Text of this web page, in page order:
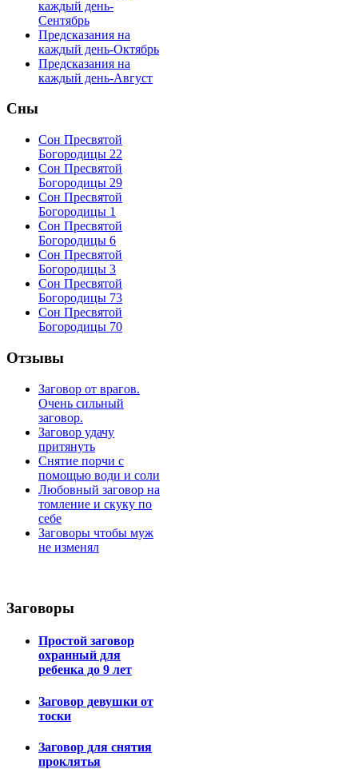
каждый день-
Сентябрь
Предсказания на
каждый день-Октябрь
Предсказания на
каждый день-Август
Сны
Сон Пресвятой
Богородицы 22
Сон Пресвятой
Богородицы 29
Сон Пресвятой
Богородицы 1
Сон Пресвятой
Богородицы 6
Сон Пресвятой
Богородицы 3
Сон Пресвятой
Богородицы 73
Сон Пресвятой
Богородицы 70
Отзывы
Заговор от врагов.
Очень сильный
заговор.
Заговор удачу
притянуть
Снятие порчи с
помощью води и соли
Любовный заговор на
томление и скуку по
себе
Заговоры чтобы муж
не изменял
Заговоры
Простой заговор
охранный для
ребенка до 9 лет
Заговор девушки от
тоски
Заговор для снятия
проклятья